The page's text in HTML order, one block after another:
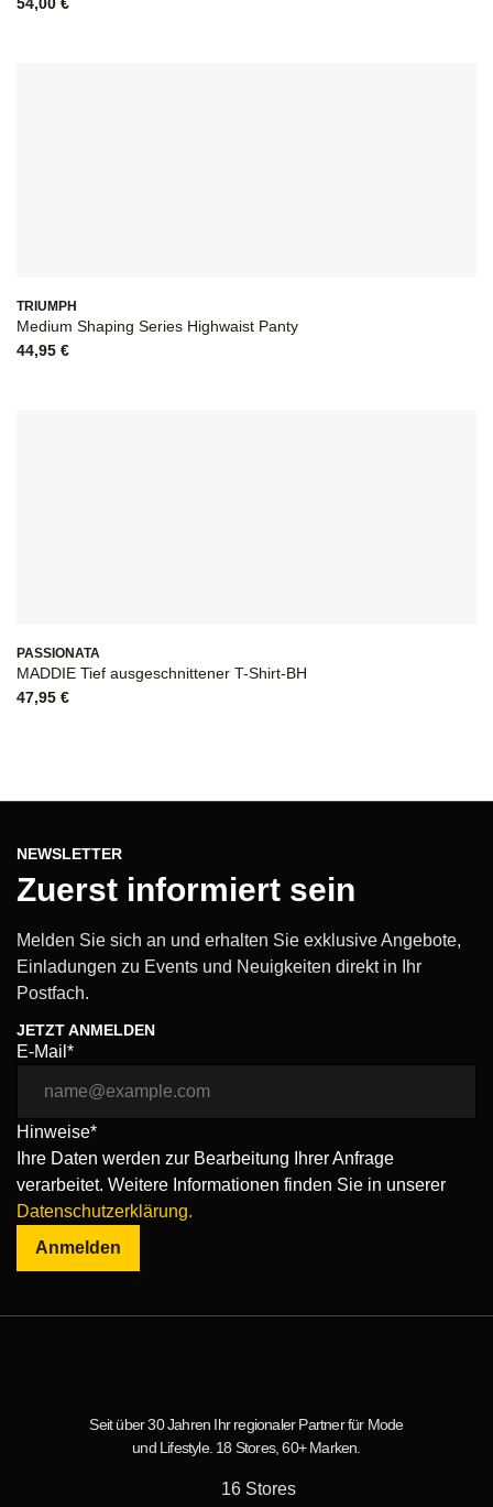
TRIUMPH
Medium Shaping Series Highwaist Panty
44,95 €
PASSIONATA
MADDIE Tief ausgeschnittener T-Shirt-BH
47,95 €
NEWSLETTER
Zuerst informiert sein
Melden Sie sich an und erhalten Sie exklusive Angebote,
Einladungen zu Events und Neuigkeiten direkt in Ihr
Postfach.
JETZT ANMELDEN
E-Mail*
Hinweise*
Ihre Daten werden zur Bearbeitung Ihrer Anfrage
verarbeitet. Weitere Informationen finden Sie in unserer
Datenschutzerklärung.
Anmelden
Seit über 30 Jahren Ihr regionaler Partner für Mode
und Lifestyle. 18 Stores, 60+ Marken.
16 Stores